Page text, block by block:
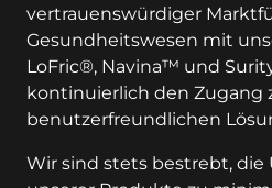
vertrauenswürdiger
Gesundheitswesen mit
LoFric®, Navina™ und
kontinuierlich den Zugang
benutzerfreundlichen
Wir sind stets bestrebt,